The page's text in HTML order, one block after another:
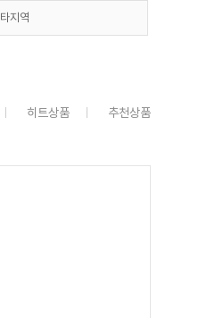
타지역
히트상품 추천상품